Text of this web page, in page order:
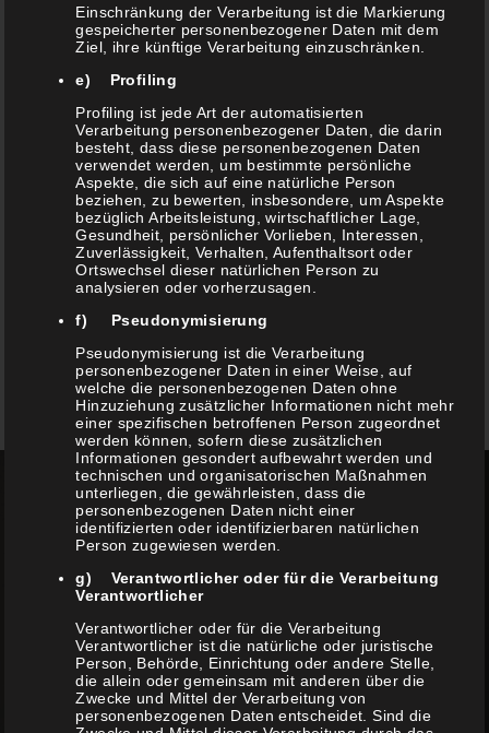
Brautfrisuren. Wir kümmern uns bei Ihrem Besuch
um Ihr gesamtes Wohlbefinden. Genießen Sie Ihre
Auszeit bei Colors Hairdesign. Ihrem Intercoiffure
Friseur Salon in Bottrop Kirchhellen.
MEHR ERFAHREN
LEISTUNGEN
Einschränkung der Verarbeitung ist die Markierung
gespeicherter personenbezogener Daten mit dem
Ziel, ihre künftige Verarbeitung einzuschränken.
e) Profiling
Profiling ist jede Art der automatisierten
Verarbeitung personenbezogener Daten, die darin
besteht, dass diese personenbezogenen Daten
verwendet werden, um bestimmte persönliche
Aspekte, die sich auf eine natürliche Person
beziehen, zu bewerten, insbesondere, um Aspekte
bezüglich Arbeitsleistung, wirtschaftlicher Lage,
Gesundheit, persönlicher Vorlieben, Interessen,
Zuverlässigkeit, Verhalten, Aufenthaltsort oder
Ortswechsel dieser natürlichen Person zu
analysieren oder vorherzusagen.
f) Pseudonymisierung
Pseudonymisierung ist die Verarbeitung
personenbezogener Daten in einer Weise, auf
welche die personenbezogenen Daten ohne
Hinzuziehung zusätzlicher Informationen nicht mehr
einer spezifischen betroffenen Person zugeordnet
werden können, sofern diese zusätzlichen
Informationen gesondert aufbewahrt werden und
technischen und organisatorischen Maßnahmen
unterliegen, die gewährleisten, dass die
personenbezogenen Daten nicht einer
identifizierten oder identifizierbaren natürlichen
Person zugewiesen werden.
g) Verantwortlicher oder für die Verarbeitung
Verantwortlicher
Verantwortlicher oder für die Verarbeitung
Verantwortlicher ist die natürliche oder juristische
Person, Behörde, Einrichtung oder andere Stelle,
die allein oder gemeinsam mit anderen über die
Zwecke und Mittel der Verarbeitung von
personenbezogenen Daten entscheidet. Sind die